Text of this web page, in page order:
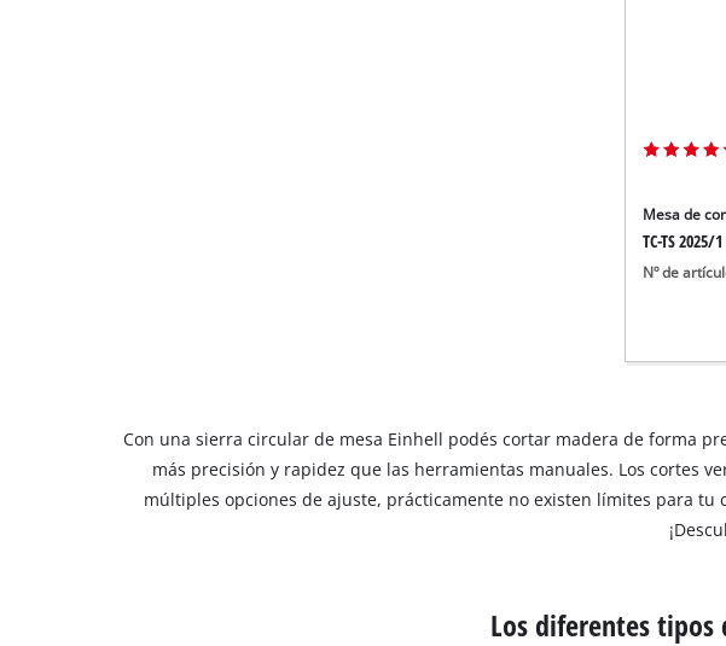
Mesa de
TC-TS 2025/1
Nº de
Con una sierra circular de mesa Einhell podés cortar madera de forma
más precisión y rapidez que las herramientas manuales. Los cortes
múltiples opciones de ajuste, prácticamente no existen límites para tu
Los diferentes tipos